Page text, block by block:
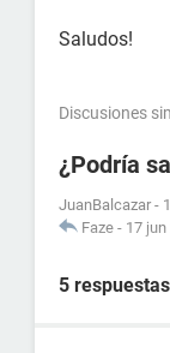
Saludos!
Discusiones
¿Podría
JuanBalcazar -
Faze - 17
5 respuestas